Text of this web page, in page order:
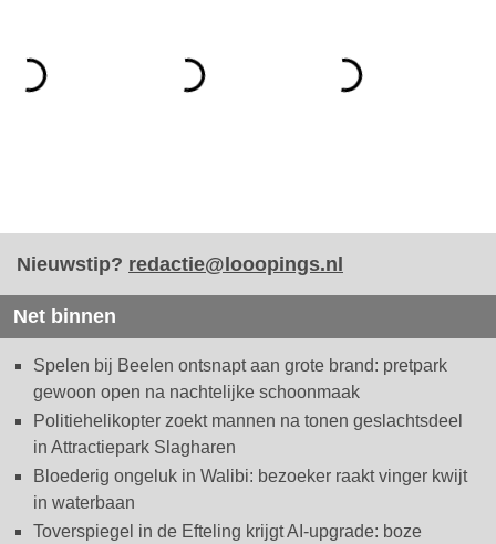
Nieuwstip? redactie@looopings.nl
Net binnen
Spelen bij Beelen ontsnapt aan grote brand: pretpark
gewoon open na nachtelijke schoonmaak
Politiehelikopter zoekt mannen na tonen geslachtsdeel
in Attractiepark Slagharen
Bloederig ongeluk in Walibi: bezoeker raakt vinger kwijt
in waterbaan
Toverspiegel in de Efteling krijgt AI-upgrade: boze